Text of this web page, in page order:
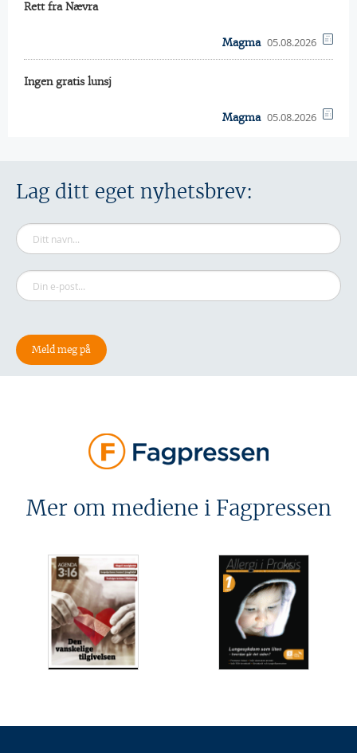
Rett fra Nævra
Magma 05.08.2026
Ingen gratis lunsj
Magma 05.08.2026
Lag ditt eget nyhetsbrev:
Mer om mediene i Fagpressen